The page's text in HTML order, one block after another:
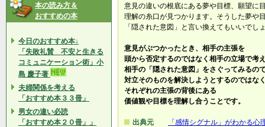
本の読み方＆
おすすめの本
今日のおすすめ本↓
「失敗礼賛 不安と生きる
コミュニケーション術」小
島 慶子著
夫婦関係を考える
「おすすめ本３３冊」
男女の違い必読
「おすすめ本２０冊」」
意見の違いの根底にある夢や目標、願望に
理解の糸口が見つかります。そうした夢や
「隠された意図」と言い換えてもいいでし
意見がぶつかったとき、相手の主張を
頭から否定するのではなく相手の立場で考
相手の「隠された意図」をさぐってみる
対立そのものを解決しようとするのではな
それぞれの主張の背後にある
価値観や目標を理解し合うことです。
出典元
「感情シグナル」がわかる心